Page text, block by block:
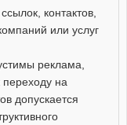
контактов,
или услуг
реклама,
переходу на
допускается